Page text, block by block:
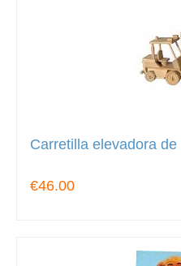
Carretilla elevadora de
€46.00